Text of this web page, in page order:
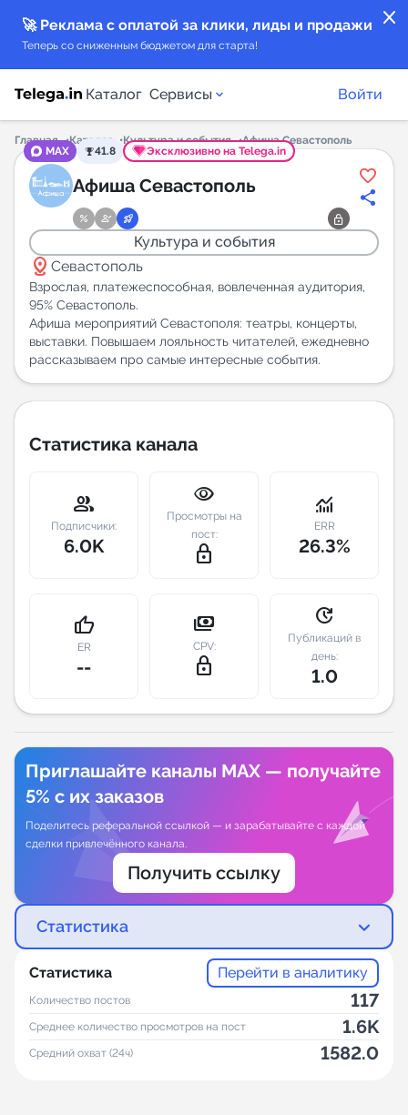
close
🚀 Реклама с оплатой за клики, лиды и продажи
Теперь со сниженным бюджетом для старта!
Каталог Сервисы
Каталог каналов
Каталог ботов
Горящие предложения
Индекс читаемости каналов в Telegram
New
Индивидуальное сопровождение
Аналитика Telegram
Войти
Главная Каталог Культура и события
Афиша Севастополь
MAX
41.8 Эксклюзивно на Telega.in
Афиша Севастополь
Культура и события
distance Севастополь
Взрослая, платежеспособная, вовлеченная аудитория,
95% Севастополь.
Афиша мероприятий Севастополя: театры, концерты,
выставки. Повышаем лояльность читателей, ежедневно
рассказываем про самые интересные события.
Статистика канала
group
Подписчики:
6.0K
visibility
Просмотры на
пост:
lock_outline
monitoring
ERR
26.3%
thumb_up
ER
--
payments
CPV:
lock_outline
update
Публикаций в
день:
1.0
Приглашайте каналы MAX — получайте
5% с их заказов
Поделитесь реферальной ссылкой — и зарабатывайте с каждой
сделки привлечённого канала.
Получить ссылку
Статистика
Статистика Перейти в аналитику
Количество постов 117
Среднее количество просмотров на пост 1.6K
Средний охват (24ч) 1582.0